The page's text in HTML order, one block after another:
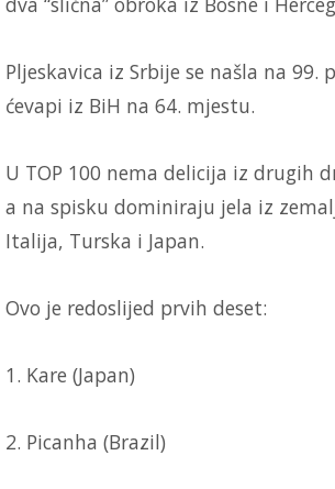
Pljeskavica iz Srbije se našla na 99.
ćevapi iz BiH na 64. mjestu.
U TOP 100 nema delicija iz drugih
a na spisku dominiraju jela iz
Italija, Turska i Japan.
Ovo je redoslijed prvih deset:
1. Kare (Japan)
2. Picanha (Brazil)